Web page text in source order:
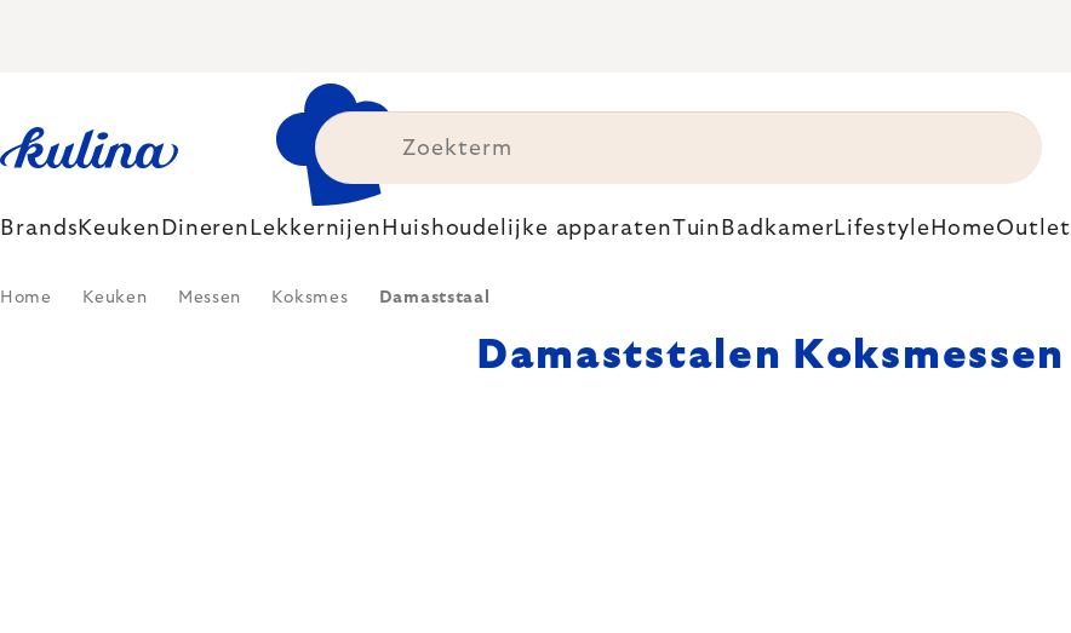
Brands Keuken Dineren Lekkernijen Huishoudelijke apparatenTuin BadkamerLifestyle HomeOutlet
Home Keuken Messen Koksmes Damaststaal
Damaststalen Koksmessen